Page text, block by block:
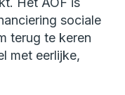
sociale
terug te keren
met eerlijke,